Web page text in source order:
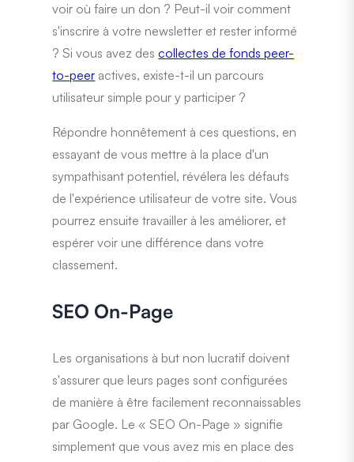
voir où faire un don ? Peut-il voir comment
s'inscrire à votre newsletter et rester informé
? Si vous avez descollectes de fonds peer-
to-peer actives, existe-t-il un parcours
utilisateur simple pour y participer ?
Répondre honnêtement à ces questions, en
essayant de vous mettre à la place d'un
sympathisant potentiel, révélera les défauts
de l'expérience utilisateur de votre site. Vous
pourrez ensuite travailler à les améliorer, et
espérer voir une différence dans votre
classement.
SEO On-Page
Les organisations à but non lucratif doivent
s'assurer que leurs pages sont configurées
de manière à être facilement reconnaissables
par Google. Le « SEO On-Page » signifie
simplement que vous avez mis en place des